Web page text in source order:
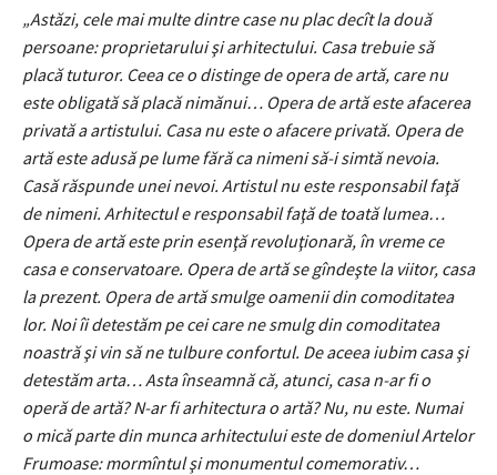
„Astăzi, cele mai multe dintre case nu plac decît la două
persoane: proprietarului şi arhitectului. Casa trebuie să
placă tuturor. Ceea ce o distinge de opera de artă, care nu
este obligată să placă nimănui… Opera de artă este afacerea
privată a artistului. Casa nu este o afacere privată. Opera de
artă este adusă pe lume fără ca nimeni să-i simtă nevoia.
Casă răspunde unei nevoi. Artistul nu este responsabil faţă
de nimeni. Arhitectul e responsabil faţă de toată lumea…
Opera de artă este prin esenţă revoluţionară, în vreme ce
casa e conservatoare. Opera de artă se gîndeşte la viitor, casa
la prezent. Opera de artă smulge oamenii din comoditatea
lor. Noi îi detestăm pe cei care ne smulg din comoditatea
noastră şi vin să ne tulbure confortul. De aceea iubim casa şi
detestăm arta… Asta înseamnă că, atunci, casa n-ar fi o
operă de artă? N-ar fi arhitectura o artă? Nu, nu este. Numai
o mică parte din munca arhitectului este de domeniul Artelor
Frumoase: mormîntul şi monumentul comemorativ…